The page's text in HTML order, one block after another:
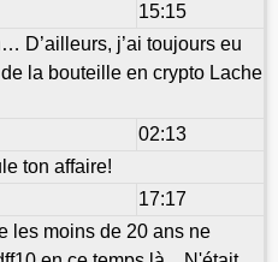
15:15
D’ailleurs, j’ai toujours eu
la bouteille en crypto Lache
02:13
ton affaire!
17:17
les moins de 20 ans ne